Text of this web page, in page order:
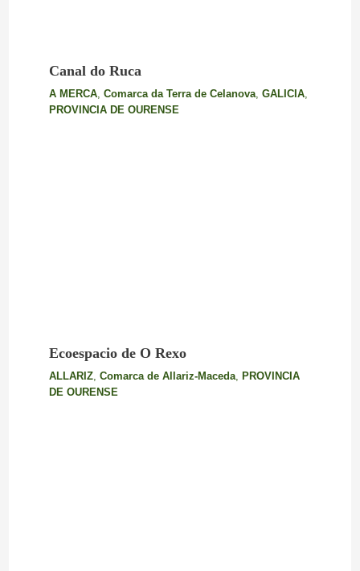
Canal do Ruca
A MERCA, Comarca da Terra de Celanova, GALICIA,
PROVINCIA DE OURENSE
Ecoespacio de O Rexo
ALLARIZ, Comarca de Allariz-Maceda,
PROVINCIA
DE OURENSE